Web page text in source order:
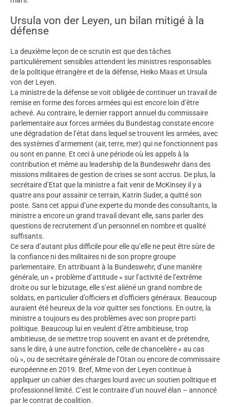
Ursula von der Leyen, un bilan mitigé à la
défense
La deuxième leçon de ce scrutin est que des tâches
particulièrement sensibles attendent les ministres responsables
de la politique étrangère et de la défense, Heiko Maas et Ursula
von der Leyen.
La ministre de la défense se voit obligée de continuer un travail de
remise en forme des forces armées qui est encore loin d’être
achevé. Au contraire, le dernier rapport annuel du commissaire
parlementaire aux forces armées du Bundestag constate encore
une dégradation de l’état dans lequel se trouvent les armées, avec
des systèmes d’armement (air, terre, mer) qui ne fonctionnent pas
ou sont en panne. Et ceci à une période où les appels à la
contribution et même au leadership de la Bundeswehr dans des
missions militaires de gestion de crises se sont accrus. De plus, la
secrétaire d’Etat que la ministre a fait venir de McKinsey il y a
quatre ans pour assainir ce terrain, Katrin Suder, a quitté son
poste. Sans cet appui d’une experte du monde des consultants, la
ministre a encore un grand travail devant elle, sans parler des
questions de recrutement d’un personnel en nombre et qualité
suffisants.
Ce sera d’autant plus difficile pour elle qu’elle ne peut être sûre de
la confiance ni des militaires ni de son propre groupe
parlementaire. En attribuant à la Bundeswehr, d’une manière
générale, un « problème d’attitude » sur l’activité de l’extrême
droite ou sur le bizutage, elle s’est aliéné un grand nombre de
soldats, en particulier d’officiers et d’officiers généraux. Beaucoup
auraient été heureux de la voir quitter ses fonctions. En outre, la
ministre a toujours eu des problèmes avec son propre parti
politique. Beaucoup lui en veulent d’être ambitieuse, trop
ambitieuse, de se mettre trop souvent en avant et de prétendre,
sans le dire, à une autre fonction, celle de chancelière « au cas
où », ou de secrétaire générale de l’Otan ou encore de commissaire
européenne en 2019. Bref, Mme von der Leyen continue à
appliquer un cahier des charges lourd avec un soutien politique et
professionnel limité. C’est le contraire d’un nouvel élan – annoncé
par le contrat de coalition.